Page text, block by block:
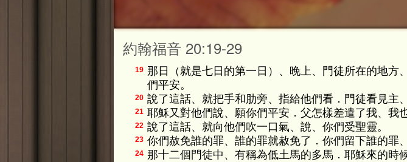
約翰福音 20:19-29
19 那日（就是七日的第一日）、晚上、門徒所在的地
們平安。
20 說了這話、就把手和肋旁、指給他們看．門徒看見主
21 耶穌又對他們說、願你們平安．父怎樣差遣了我、我
22 說了這話、就向他們吹一口氣、說、你們受聖靈。
23 你們赦免誰的罪、誰的罪就赦免了．你們留下誰的罪
24 那十二個門徒中、有稱為低土馬的多馬．耶穌來的時